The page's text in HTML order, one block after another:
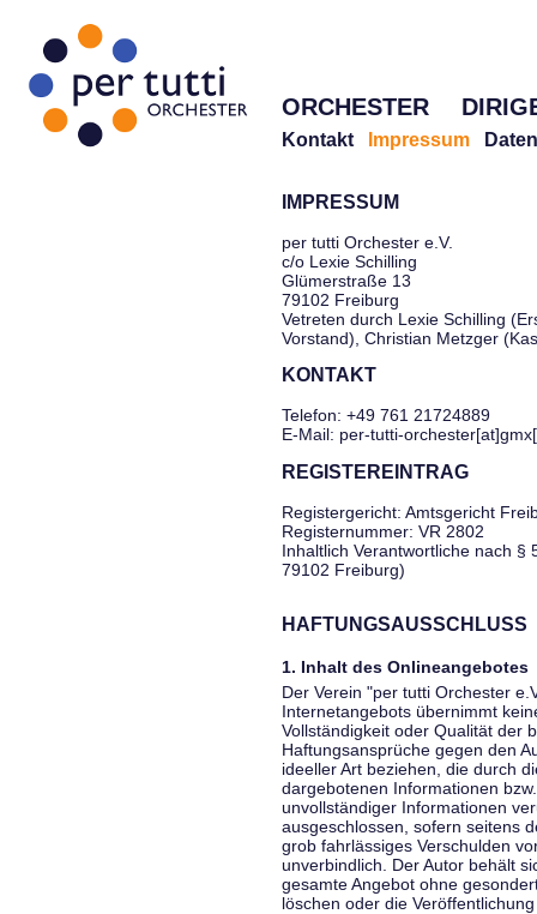
ORCHESTER
Kontakt Impressum
IMPRESSUM
per tutti Orchester e.V.
c/o Lexie Schilling
Glümerstraße 13
79102 Freiburg
Vetreten durch Lexie Schilling
Vorstand), Christian Metzger
KONTAKT
Telefon: +49 761 21724889
E-Mail: per-tutti-
REGISTEREINTRAG
Registergericht: Amtsgericht
Registernummer: VR 2802
Inhaltlich Verantwortliche nach §
79102 Freiburg)
HAFTUNGSAUSSCHLUSS
1. Inhalt des Onlineangebotes
Der Verein "per tutti Orchester
Internetangebots übernimmt
Vollständigkeit oder Qualität der
Haftungsansprüche gegen den
ideeller Art beziehen, die durch
dargebotenen Informationen
unvollständiger Informationen
ausgeschlossen, sofern seitens
grob fahrlässiges Verschulden
unverbindlich. Der Autor behält
gesamte Angebot ohne
löschen oder die